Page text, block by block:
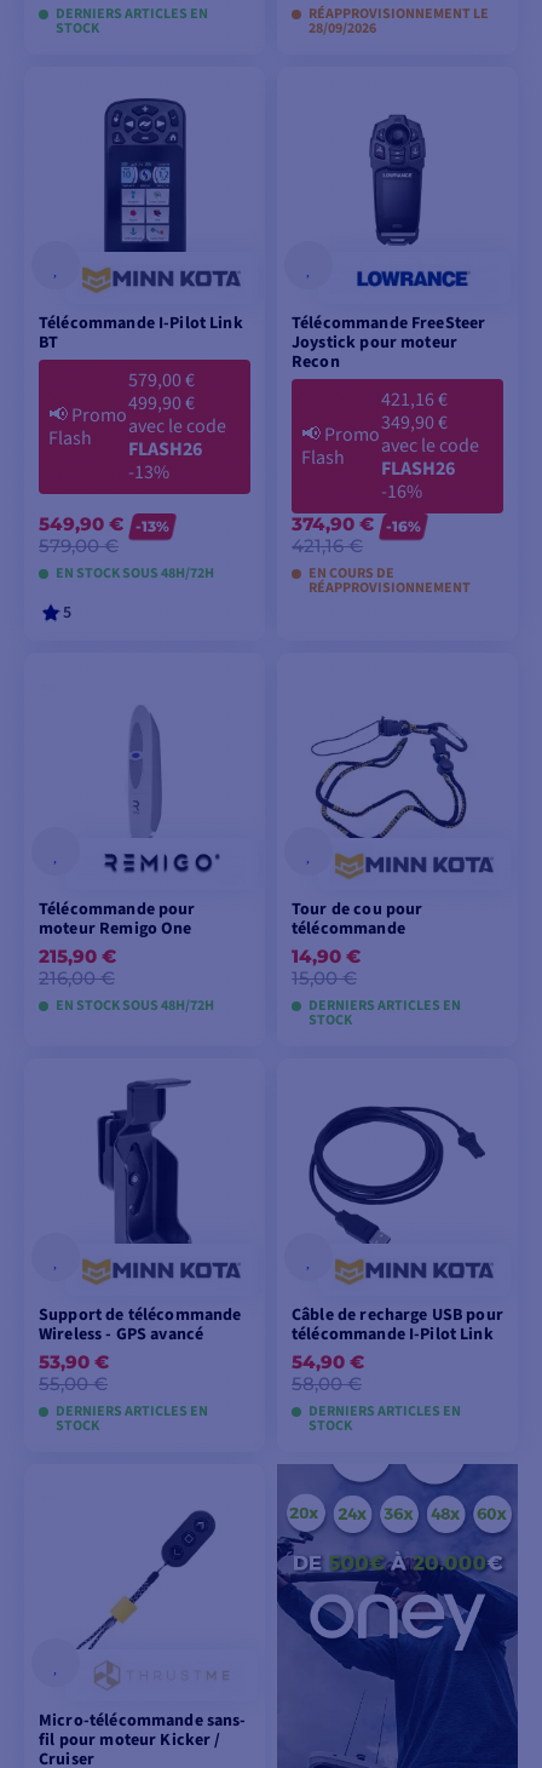
DERNIERS ARTICLES EN
STOCK
AJOUTER AU
PANIER
RÉAPPROVISIONNEMENT LE
28/09/2026
Télécommande I-Pilot Link
BT
📢Promo
Flash
579,00 €
499,90 €
avec le code
FLASH26
-13%
549,90 €
579,00 €
-13%
EN STOCK SOUS 48H/72H
5
PANIER
Télécommande FreeSteer
Joystick pour moteur
Recon
📢Promo
Flash
421,16 €
349,90 €
avec le code
FLASH26
-16%
374,90 €
421,16 €
-16%
EN COURS DE
RÉAPPROVISIONNEMENT
PANIER
Télécommande pour
moteur Remigo One
215,90 €
216,00 €
EN STOCK SOUS 48H/72H
AJOUTER AU
PANIER
Tour de cou pour
télécommande
14,90 €
15,00 €
DERNIERS ARTICLES EN
STOCK
PANIER
Support de télécommande
Wireless - GPS avancé
53,90 €
55,00 €
DERNIERS ARTICLES EN
STOCK
PANIER
Câble de recharge USB pour
télécommande I-Pilot Link
54,90 €
58,00 €
DERNIERS ARTICLES EN
STOCK
AJOUTER AU
PANIER
Micro-télécommande sans-
fil pour moteur Kicker /
Cruiser